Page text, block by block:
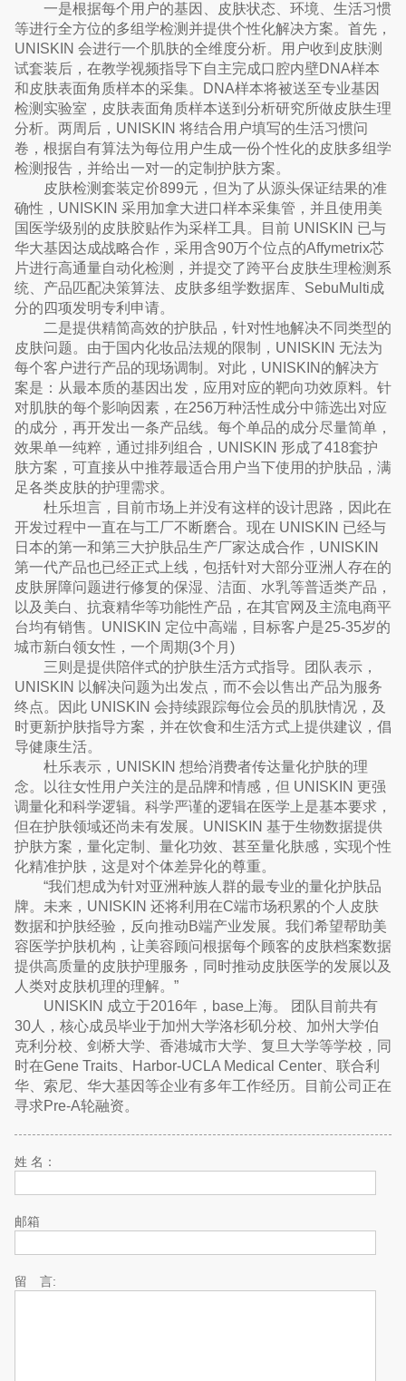
一是根据每个用户的基因、皮肤状态、环境、生活习惯
等进行全方位的多组学检测并提供个性化解决方案。首先，
UNISKIN 会进行一个肌肤的全维度分析。用户收到皮肤测
试套装后，在教学视频指导下自主完成口腔内壁DNA样本
和皮肤表面角质样本的采集。DNA样本将被送至专业基因
检测实验室，皮肤表面角质样本送到分析研究所做皮肤生理
分析。两周后，UNISKIN 将结合用户填写的生活习惯问
卷，根据自有算法为每位用户生成一份个性化的皮肤多组学
检测报告，并给出一对一的定制护肤方案。
皮肤检测套装定价899元，但为了从源头保证结果的准
确性，UNISKIN 采用加拿大进口样本采集管，并且使用美
国医学级别的皮肤胶贴作为采样工具。目前 UNISKIN 已与
华大基因达成战略合作，采用含90万个位点的Affymetrix芯
片进行高通量自动化检测，并提交了跨平台皮肤生理检测系
统、产品匹配决策算法、皮肤多组学数据库、SebuMulti成
分的四项发明专利申请。
二是提供精简高效的护肤品，针对性地解决不同类型的
皮肤问题。由于国内化妆品法规的限制，UNISKIN 无法为
每个客户进行产品的现场调制。对此，UNISKIN的解决方
案是：从最本质的基因出发，应用对应的靶向功效原料。针
对肌肤的每个影响因素，在256万种活性成分中筛选出对应
的成分，再开发出一条产品线。每个单品的成分尽量简单，
效果单一纯粹，通过排列组合，UNISKIN 形成了418套护
肤方案，可直接从中推荐最适合用户当下使用的护肤品，满
足各类皮肤的护理需求。
杜乐坦言，目前市场上并没有这样的设计思路，因此在
开发过程中一直在与工厂不断磨合。现在 UNISKIN 已经与
日本的第一和第三大护肤品生产厂家达成合作，UNISKIN
第一代产品也已经正式上线，包括针对大部分亚洲人存在的
皮肤屏障问题进行修复的保湿、洁面、水乳等普适类产品，
以及美白、抗衰精华等功能性产品，在其官网及主流电商平
台均有销售。UNISKIN 定位中高端，目标客户是25-35岁的
城市新白领女性，一个周期(3个月)
三则是提供陪伴式的护肤生活方式指导。团队表示，
UNISKIN 以解决问题为出发点，而不会以售出产品为服务
终点。因此 UNISKIN 会持续跟踪每位会员的肌肤情况，及
时更新护肤指导方案，并在饮食和生活方式上提供建议，倡
导健康生活。
杜乐表示，UNISKIN 想给消费者传达量化护肤的理
念。以往女性用户关注的是品牌和情感，但 UNISKIN 更强
调量化和科学逻辑。科学严谨的逻辑在医学上是基本要求，
但在护肤领域还尚未有发展。UNISKIN 基于生物数据提供
护肤方案，量化定制、量化功效、甚至量化肤感，实现个性
化精准护肤，这是对个体差异化的尊重。
“我们想成为针对亚洲种族人群的最专业的量化护肤品
牌。未来，UNISKIN 还将利用在C端市场积累的个人皮肤
数据和护肤经验，反向推动B端产业发展。我们希望帮助美
容医学护肤机构，让美容顾问根据每个顾客的皮肤档案数据
提供高质量的皮肤护理服务，同时推动皮肤医学的发展以及
人类对皮肤机理的理解。”
UNISKIN 成立于2016年，base上海。 团队目前共有
30人，核心成员毕业于加州大学洛杉矶分校、加州大学伯
克利分校、剑桥大学、香港城市大学、复旦大学等学校，同
时在Gene Traits、Harbor-UCLA Medical Center、联合利
华、索尼、华大基因等企业有多年工作经历。目前公司正在
寻求Pre-A轮融资。
姓 名：
邮箱
留 言: